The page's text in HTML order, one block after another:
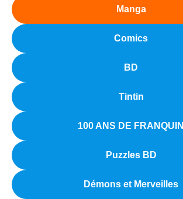
Manga
Comics
BD
Tintin
100 ANS DE FRANQUIN
Puzzles BD
Démons et Merveilles